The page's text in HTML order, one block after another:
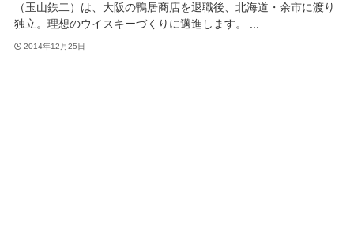
（玉山鉄二）は、大阪の鴨居商店を退職後、北海道・余市に渡り
独立。理想のウイスキーづくりに邁進します。 ...
2014年12月25日